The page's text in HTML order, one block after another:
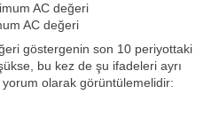
AC değeri
AC değeri
göstergenin son 10 periyottaki
bu kez de şu ifadeleri ayrı
olarak görüntülemelidir: